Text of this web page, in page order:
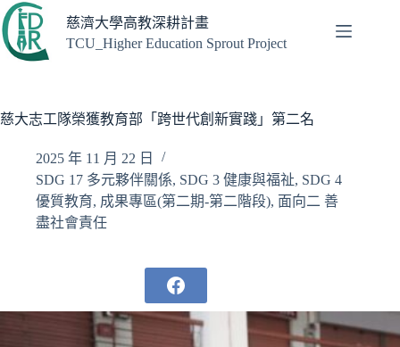
跳
至
主
容
慈濟大學高教深耕計畫
TCU_Higher Education Sprout Project
慈大志工隊榮獲教育部「跨世代創新實踐」第二名
2025 年 11 月 22 日
SDG 17 多元夥伴關係, SDG 3 健康與福祉, SDG 4
優質教育, 成果專區(第二期-第二階段), 面向二 善
盡社會責任